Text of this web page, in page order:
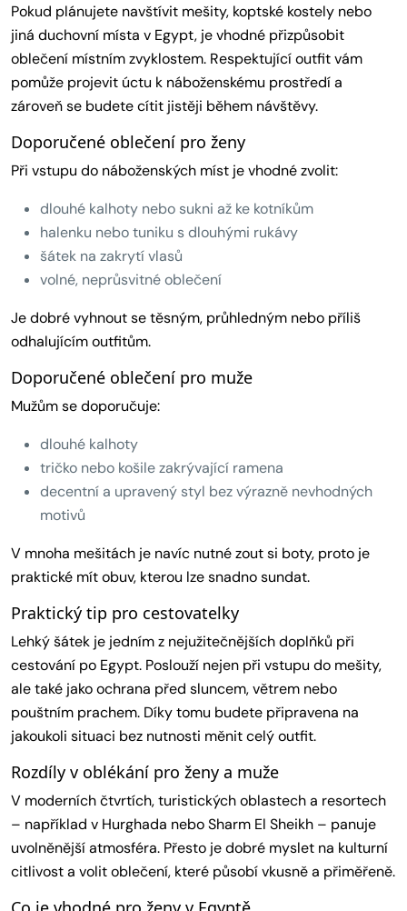
Pokud plánujete navštívit mešity, koptské kostely nebo
jiná duchovní místa v Egypt, je vhodné přizpůsobit
oblečení místním zvyklostem. Respektující outfit vám
pomůže projevit úctu k náboženskému prostředí a
zároveň se budete cítit jistěji během návštěvy.
Doporučené oblečení pro ženy
Při vstupu do náboženských míst je vhodné zvolit:
dlouhé kalhoty nebo sukni až ke kotníkům
halenku nebo tuniku s dlouhými rukávy
šátek na zakrytí vlasů
volné, neprůsvitné oblečení
Je dobré vyhnout se těsným, průhledným nebo příliš
odhalujícím outfitům.
Doporučené oblečení pro muže
Mužům se doporučuje:
dlouhé kalhoty
tričko nebo košile zakrývající ramena
decentní a upravený styl bez výrazně nevhodných
motivů
V mnoha mešitách je navíc nutné zout si boty, proto je
praktické mít obuv, kterou lze snadno sundat.
Praktický tip pro cestovatelky
Lehký šátek je jedním z nejužitečnějších doplňků při
cestování po Egypt. Poslouží nejen při vstupu do mešity,
ale také jako ochrana před sluncem, větrem nebo
pouštním prachem. Díky tomu budete připravena na
jakoukoli situaci bez nutnosti měnit celý outfit.
Rozdíly v oblékání pro ženy a muže
V moderních čtvrtích, turistických oblastech a resortech
– například v Hurghada nebo Sharm El Sheikh – panuje
uvolněnější atmosféra. Přesto je dobré myslet na kulturní
citlivost a volit oblečení, které působí vkusně a přiměřeně.